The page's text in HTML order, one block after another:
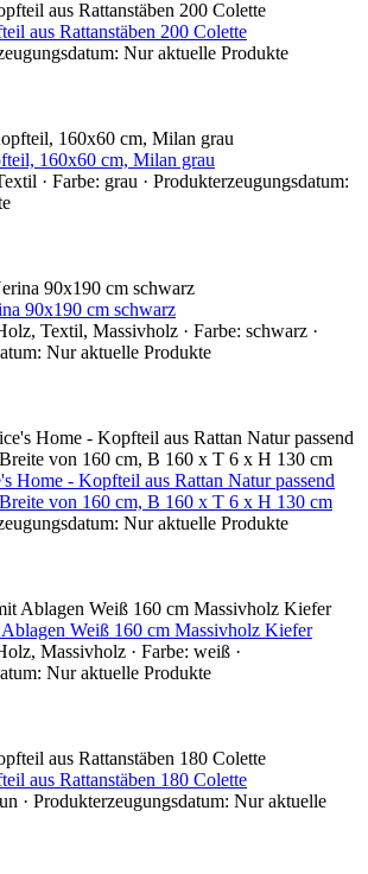
aus Rattanstäben 200 Colette
Nur aktuelle Produkte
160x60 cm, Milan grau
· Farbe: grau · Produkterzeugungsdatum:
90x190 cm schwarz
Textil, Massivholz · Farbe: schwarz ·
Nur aktuelle Produkte
Home - Kopfteil aus Rattan Natur passend
von 160 cm, B 160 x T 6 x H 130 cm
Nur aktuelle Produkte
Weiß 160 cm Massivholz Kiefer
Massivholz · Farbe: weiß ·
Nur aktuelle Produkte
aus Rattanstäben 180 Colette
· Produkterzeugungsdatum: Nur aktuelle